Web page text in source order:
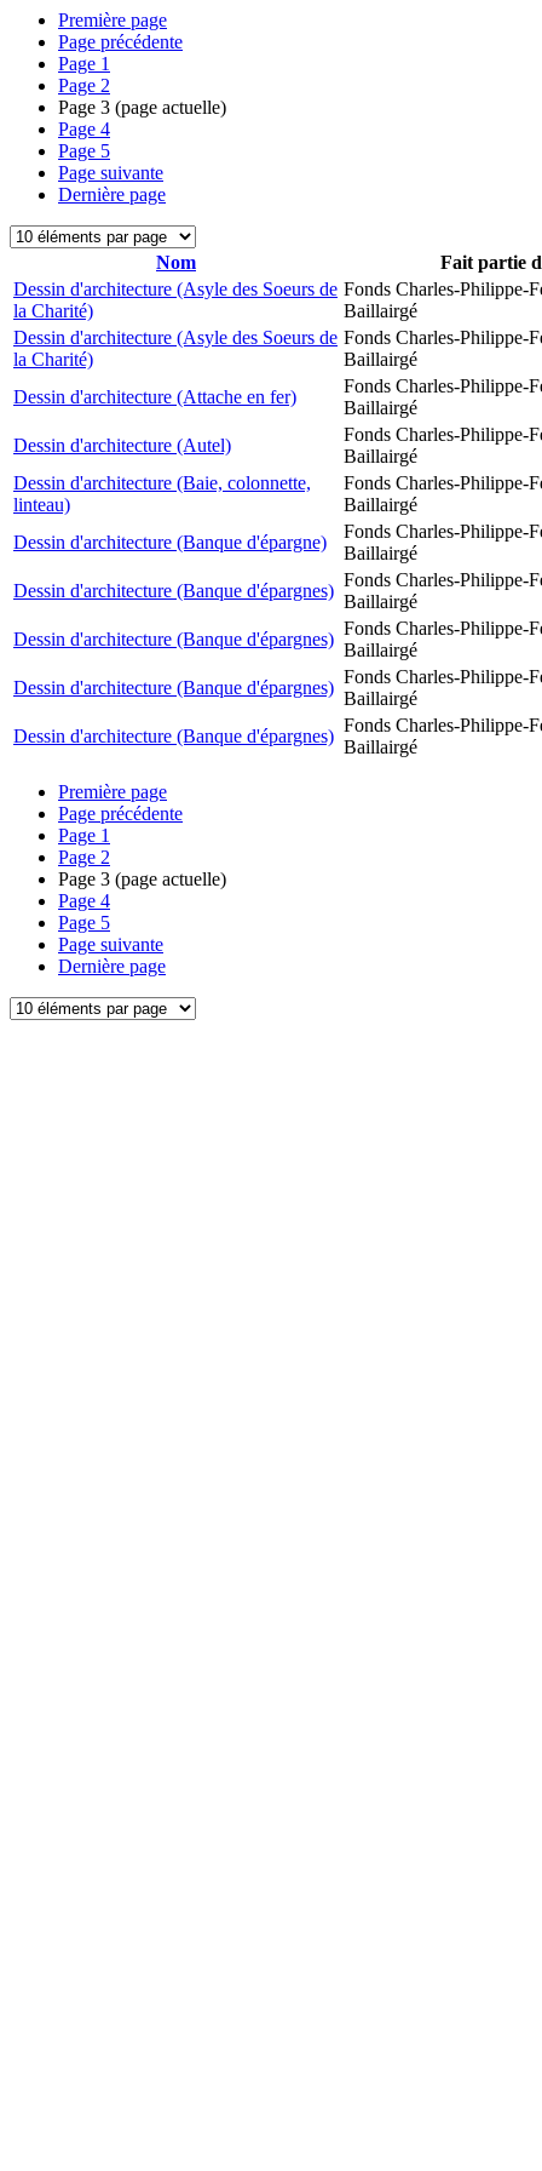
Première page
Page précédente
Page 1
Page 2
Page 3 (page actuelle)
Page 4
Page 5
Page suivante
Dernière page
Nom
Fait partie
Dessin d'architecture (Asyle des Soeurs de
la Charité)
Fonds Charles-Philippe-
Baillairgé
Dessin d'architecture (Asyle des Soeurs de
la Charité)
Fonds Charles-Philippe-
Baillairgé
Dessin d'architecture (Attache en fer)
Fonds Charles-Philippe-
Baillairgé
Dessin d'architecture (Autel)
Fonds Charles-Philippe-
Baillairgé
Dessin d'architecture (Baie, colonnette,
linteau)
Fonds Charles-Philippe-
Baillairgé
Dessin d'architecture (Banque d'épargne)
Fonds Charles-Philippe-
Baillairgé
Dessin d'architecture (Banque d'épargnes)
Fonds Charles-Philippe-
Baillairgé
Dessin d'architecture (Banque d'épargnes)
Fonds Charles-Philippe-
Baillairgé
Dessin d'architecture (Banque d'épargnes)
Fonds Charles-Philippe-
Baillairgé
Dessin d'architecture (Banque d'épargnes)
Fonds Charles-Philippe-
Baillairgé
Première page
Page précédente
Page 1
Page 2
Page 3 (page actuelle)
Page 4
Page 5
Page suivante
Dernière page